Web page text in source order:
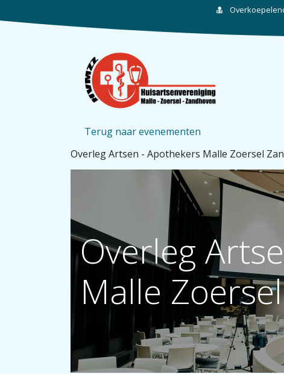
Terug naar evenementen
Overleg Artsen - Apothekers Malle Zoersel
Overleg
Malle